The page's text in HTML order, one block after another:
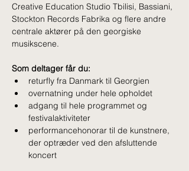
Creative Education Studio Tbilisi, Bassiani,
Stockton Records Fabrika og flere andre
centrale aktører på den georgiske
musikscene.
Som deltager får du:
returfly fra Danmark til Georgien
overnatning under hele opholdet
adgang til hele programmet og
festivalaktiviteter
performancehonorar til de kunstnere,
der optræder ved den afsluttende
koncert